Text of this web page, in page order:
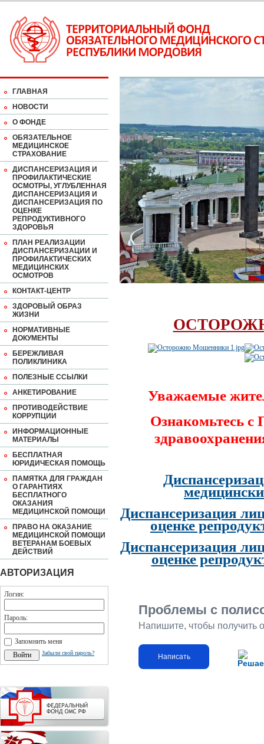
ГЛАВНАЯ
НОВОСТИ
О ФОНДЕ
ОБЯЗАТЕЛЬНОЕ
МЕДИЦИНСКОЕ
СТРАХОВАНИЕ
ДИСПАНСЕРИЗАЦИЯ И
ПРОФИЛАКТИЧЕСКИЕ
ОСМОТРЫ, УГЛУБЛЕННАЯ
ДИСПАНСЕРИЗАЦИЯ И
ДИСПАНСЕРИЗАЦИЯ ПО
ОЦЕНКЕ
РЕПРОДУКТИВНОГО
ЗДОРОВЬЯ
ПЛАН РЕАЛИЗАЦИИ
ДИСПАНСЕРИЗАЦИИ И
ПРОФИЛАКТИЧЕСКИХ
МЕДИЦИНСКИХ
ОСМОТРОВ
КОНТАКТ-ЦЕНТР
ЗДОРОВЫЙ ОБРАЗ
ЖИЗНИ
НОРМАТИВНЫЕ
ДОКУМЕНТЫ
БЕРЕЖЛИВАЯ
ПОЛИКЛИНИКА
ПОЛЕЗНЫЕ ССЫЛКИ
АНКЕТИРОВАНИЕ
ПРОТИВОДЕЙСТВИЕ
КОРРУПЦИИ
ИНФОРМАЦИОННЫЕ
МАТЕРИАЛЫ
БЕСПЛАТНАЯ
ЮРИДИЧЕСКАЯ ПОМОЩЬ
ПАМЯТКА ДЛЯ ГРАЖДАН
О ГАРАНТИЯХ
БЕСПЛАТНОГО
ОКАЗАНИЯ
МЕДИЦИНСКОЙ ПОМОЩИ
ПРАВО НА ОКАЗАНИЕ
МЕДИЦИНСКОЙ ПОМОЩИ
ВЕТЕРАНАМ БОЕВЫХ
ДЕЙСТВИЙ
АВТОРИЗАЦИЯ
Логин:
Пароль:
Запомнить меня
Забыли свой пароль?
Уважаемые
Ознакомьтесь
Диспансеризация
оценке
Диспансеризация
оценке
Проблемы с
Напишите, чтобы получить
Написать